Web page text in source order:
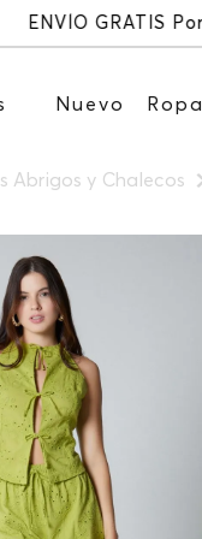
Nuevo Ropa
Abrigos y Chalecos